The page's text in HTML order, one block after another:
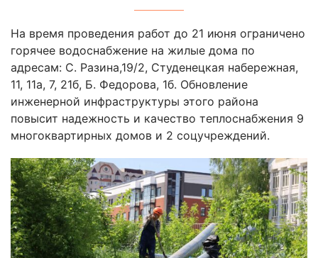
На время проведения работ до 21 июня ограничено
горячее водоснабжение на жилые дома по
адресам: С. Разина,19/2, Студенецкая набережная,
11, 11а, 7, 21б, Б. Федорова, 1б. Обновление
инженерной инфраструктуры этого района
повысит надежность и качество теплоснабжения 9
многоквартирных домов и 2 соцучреждений.